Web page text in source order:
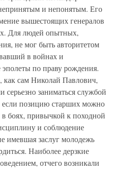
и непонятым. Его
вышестоящих генералов
Для людей опытных,
не мог быть авторитетом
в войнах и
по праву рождения.
как сам Николай Павлович,
серьезно заниматься службой
позицию старших можно
боях, привычкой к походной
и соблюдение
имевшая заслуг молодежь
Наиболее дерзкие
отчего возникали